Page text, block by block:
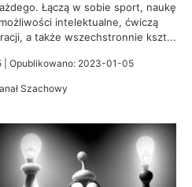
Łączą w sobie sport, naukę
intelektualne, ćwiczą
a także wszechstronnie kszt...
| Opublikowano: 2023-01-05
Szachowy